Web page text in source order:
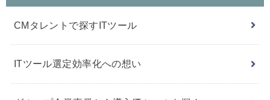
CMタレントで探すITツール
ITツール選定効率化への想い